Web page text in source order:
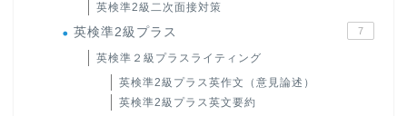
英検準2級二次面接対策
英検準2級プラス 7
英検準２級プラスライティング
英検準2級プラス英作文（意見論述）
英検準2級プラス英文要約